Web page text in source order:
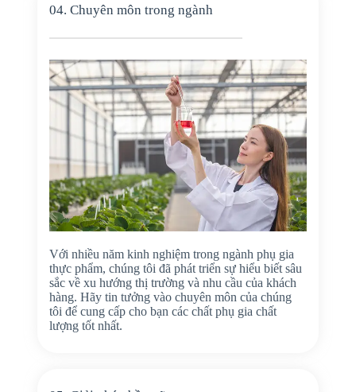
04. Chuyên môn trong ngành
Với nhiều năm kinh nghiệm trong ngành phụ gia
thực phẩm, chúng tôi đã phát triển sự hiểu biết sâu
sắc về xu hướng thị trường và nhu cầu của khách
hàng. Hãy tin tưởng vào chuyên môn của chúng
tôi để cung cấp cho bạn các chất phụ gia chất
lượng tốt nhất.